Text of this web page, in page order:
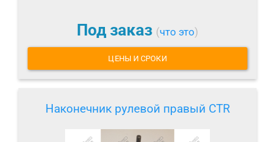
Под заказ (что это)
ЦЕНЫ И СРОКИ
Наконечник рулевой правый CTR